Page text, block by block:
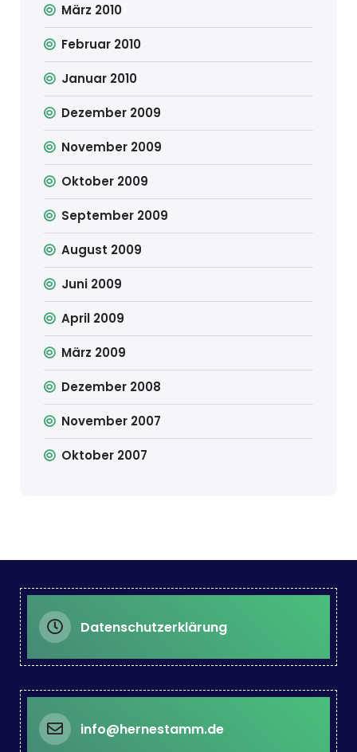
März 2010
Februar 2010
Januar 2010
Dezember 2009
November 2009
Oktober 2009
September 2009
August 2009
Juni 2009
April 2009
März 2009
Dezember 2008
November 2007
Oktober 2007
Datenschutzerklärung
info@hernestamm.de